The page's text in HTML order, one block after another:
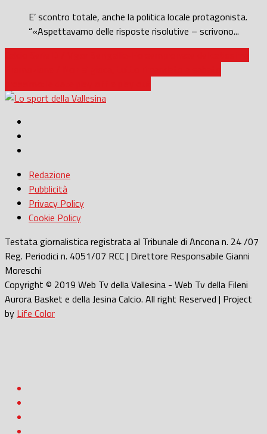
E’ scontro totale, anche la politica locale protagonista.
“«Aspettavamo delle risposte risolutive – scrivono...
Redazione
Pubblicità
Privacy Policy
Cookie Policy
Testata giornalistica registrata al Tribunale di Ancona n. 24 /07
Reg. Periodici n. 4051/07 RCC | Direttore Responsabile Gianni
Moreschi
Copyright © 2019 Web Tv della Vallesina - Web Tv della Fileni
Aurora Basket e della Jesina Calcio. All right Reserved | Project
by Life Color